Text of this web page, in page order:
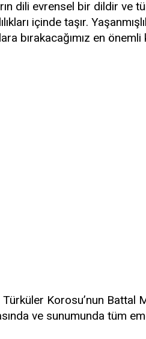
dili evrensel bir dildir ve
içinde taşır.
bırakacağımız en
Korosu’nun Battal
ve sunumunda tüm